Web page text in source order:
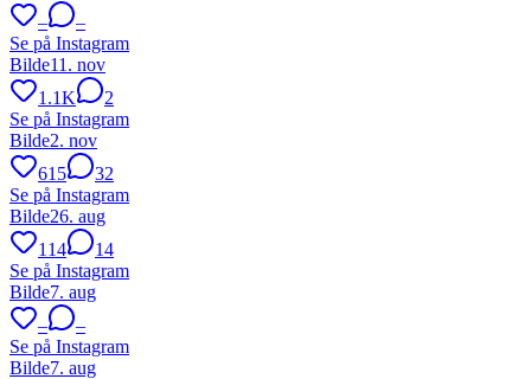
–
–
Se på Instagram
Bilde11. nov
1.1K
2
Se på Instagram
Bilde2. nov
615
32
Se på Instagram
Bilde26. aug
114
14
Se på Instagram
Bilde7. aug
–
–
Se på Instagram
Bilde7. aug